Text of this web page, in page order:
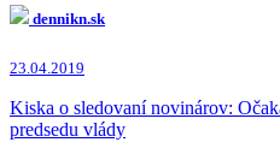
dennikn.sk
23.04.2019
Kiska o sledovaní novinárov:
predsedu vlády